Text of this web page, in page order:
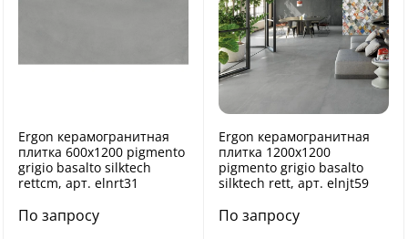
Ergon керамогранитная
плитка 600x1200 pigmento
grigio basalto silktech
rettcm, арт. elnrt31
По запросу
Ergon керамогранитная
плитка 1200x1200
pigmento grigio basalto
silktech rett, арт. elnjt59
По запросу